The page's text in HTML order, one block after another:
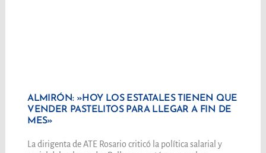
ALMIRÓN: »HOY LOS ESTATALES TIENEN QUE
VENDER PASTELITOS PARA LLEGAR A FIN DE
MES»
La dirigenta de ATE Rosario criticó la política salarial y